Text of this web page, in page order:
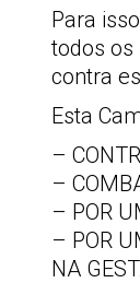
Para
todos
contra
Esta
–
–
– POR
– POR
NA